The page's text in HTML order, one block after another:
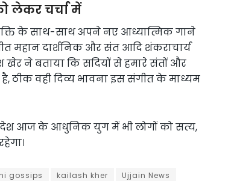
लेकर चर्चा में
के साथ-साथ अपने नए आध्यात्मिक गाने
महान दार्शनिक और संत आदि शंकराचार्य
ने बताया कि सदियों से हमारे संतों और
ठीक वही दिव्य भावना इस संगीत के माध्यम
संदेश आज के आधुनिक युग में भी लोगों को सत्य,
gossips kailash kher Ujjain News